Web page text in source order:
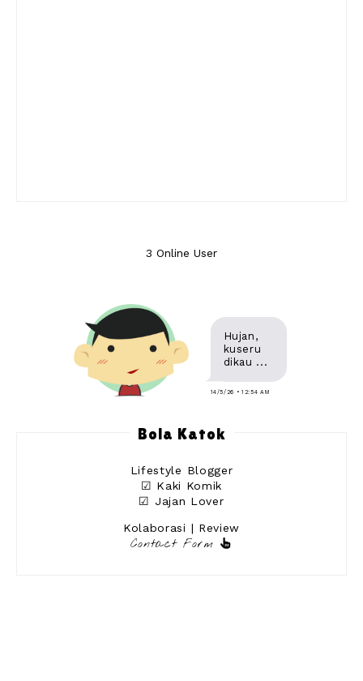
3 Online User
Hujan,
kuseru
dikau ...
14/5/26 • 12:54 AM
Bola Katok
Lifestyle Blogger
☑ Kaki Komik
☑ Jajan Lover
Kolaborasi | Review
Contact Form